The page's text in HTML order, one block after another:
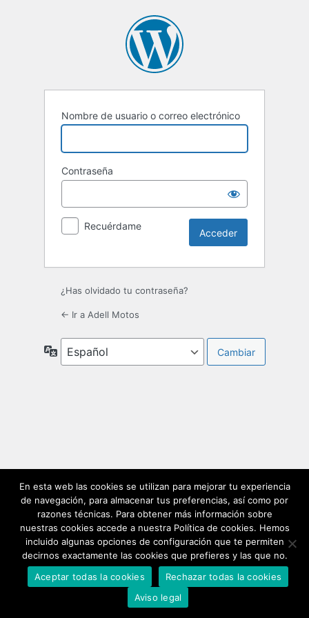
Nombre de usuario o correo electrónico
Contraseña
Recuérdame
¿Has olvidado tu contraseña?
← Ir a Adell Motos
Idioma
En esta web las cookies se utilizan para mejorar tu experiencia
de navegación, para almacenar tus preferencias, así como por
razones técnicas. Para obtener más información sobre
nuestras cookies accede a nuestra Política de cookies. Hemos
incluido algunas opciones de configuración que te permiten
decirnos exactamente las cookies que prefieres y las que no.
Aceptar todas la cookies
Rechazar todas la cookies
Aviso legal